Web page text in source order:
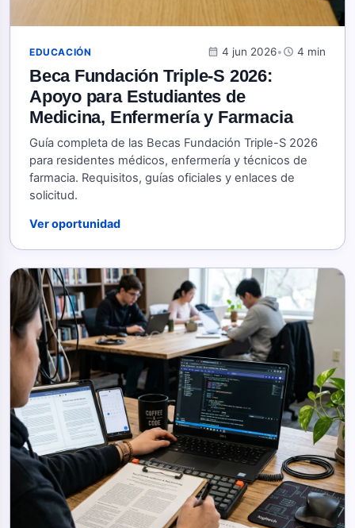
EDUCACIÓN calendar_month 4 jun 2026•schedule 4 min
Beca Fundación Triple-S 2026:
Apoyo para Estudiantes de
Medicina, Enfermería y Farmacia
Guía completa de las Becas Fundación Triple-S 2026
para residentes médicos, enfermería y técnicos de
farmacia. Requisitos, guías oficiales y enlaces de
solicitud.
Ver oportunidad